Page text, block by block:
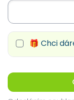
🎁 Chci